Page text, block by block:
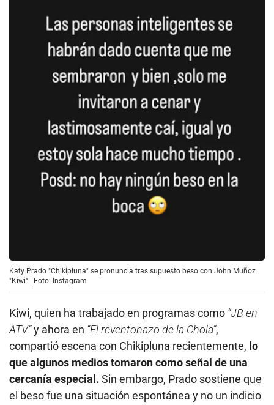
Katy Prado "Chikipluna" se pronuncia tras supuesto beso con John Muñoz
"Kiwi" | Foto: Instagram
Kiwi, quien ha trabajado en programas como “JB en
ATV”y ahora en “El reventonazo de la Chola”,
compartió escena con Chikipluna recientemente, lo
que algunos medios tomaron como señal de una
cercanía especial. Sin embargo, Prado sostiene que
el beso fue una situación espontánea y no un indicio